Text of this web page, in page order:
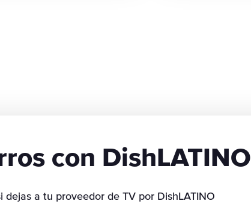
con DishLATINO
a tu proveedor de TV por DishLATINO